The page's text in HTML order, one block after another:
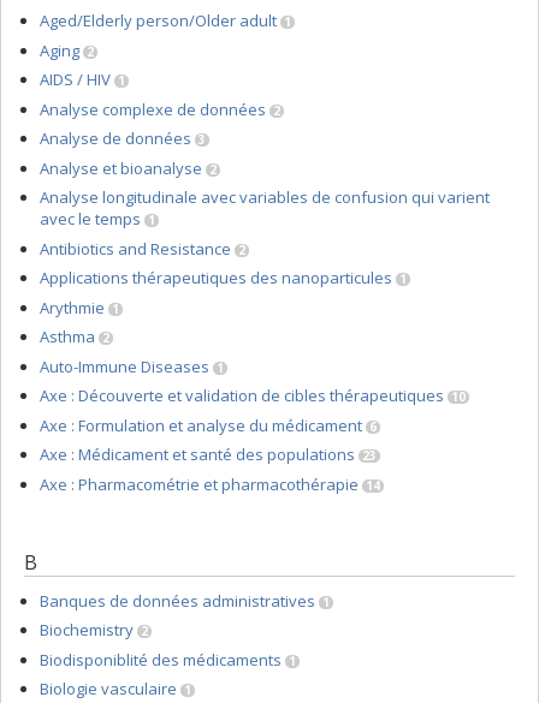
Aged/Elderly person/Older adult 1
Aging 2
AIDS / HIV 1
Analyse complexe de données 2
Analyse de données 3
Analyse et bioanalyse 2
Analyse longitudinale avec variables de confusion qui varient
avec le temps 1
Antibiotics and Resistance 2
Applications thérapeutiques des nanoparticules 1
Arythmie 1
Asthma 2
Auto-Immune Diseases 1
Axe : Découverte et validation de cibles thérapeutiques 10
Axe : Formulation et analyse du médicament 6
Axe : Médicament et santé des populations 23
Axe : Pharmacométrie et pharmacothérapie 14
B
Banques de données administratives 1
Biochemistry 2
Biodisponiblité des médicaments 1
Biologie vasculaire 1